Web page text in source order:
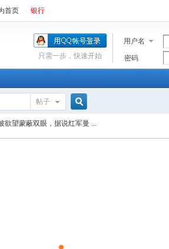
首页 银行
用户名
密码
只需一步，快速开始
帖子
搜
欲望蒙蔽双眼，据说红军曼 ...